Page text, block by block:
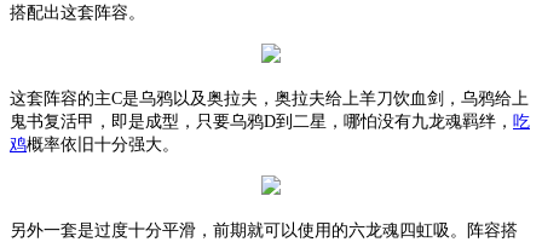
搭配出这套阵容。
这套阵容的主C是乌鸦以及奥拉夫，奥拉夫给上羊刀饮血剑，乌鸦给上
鬼书复活甲，即是成型，只要乌鸦D到二星，哪怕没有九龙魂羁绊， 吃
鸡概率依旧十分强大。
另外一套是过度十分平滑，前期就可以使用的六龙魂四虹吸。阵容搭